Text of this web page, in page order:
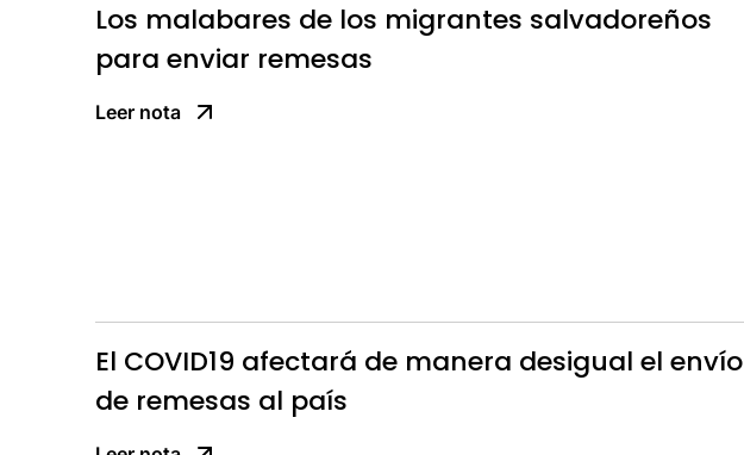
Los malabares de los migrantes salvadoreños
para enviar remesas
Leer nota
El COVID19 afectará de manera desigual el envío
de remesas al país